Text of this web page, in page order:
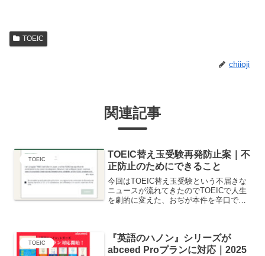
TOEIC
chiioji
関連記事
TOEIC
TOEIC替え玉受験再発防止案｜不
正防止のためにできること
今回はTOEIC替え玉受験という不届きな
ニュースが流れてきたのでTOEICで人生
を劇的に変えた、おぢが本件を辛口で削
た京大卒業生...
TOEIC
『英語のハノン』シリーズが
abceed Proプランに対応｜2025